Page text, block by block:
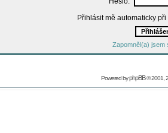
Přihlásit mě automaticky
Zapomněl(a) jsem
Powered byphpBB© 2001,